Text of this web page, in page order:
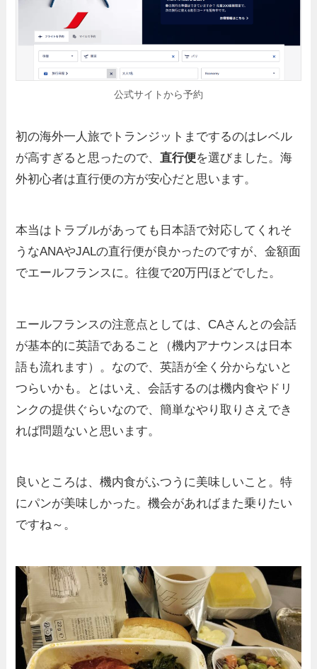
公式サイトから予約
初の海外一人旅でトランジットまでするのはレベル
が高すぎると思ったので、直行便を選びました。海
外初心者は直行便の方が安心だと思います。
本当はトラブルがあっても日本語で対応してくれそ
うなANAやJALの直行便が良かったのですが、金額面
でエールフランスに。往復で20万円ほどでした。
エールフランスの注意点としては、CAさんとの会話
が基本的に英語であること（機内アナウンスは日本
語も流れます）。なので、英語が全く分からないと
つらいかも。とはいえ、会話するのは機内食やドリ
ンクの提供ぐらいなので、簡単なやり取りさえでき
れば問題ないと思います。
良いところは、機内食がふつうに美味しいこと。特
にパンが美味しかった。機会があればまた乗りたい
ですね～。